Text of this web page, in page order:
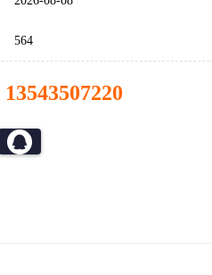
564
13543507220